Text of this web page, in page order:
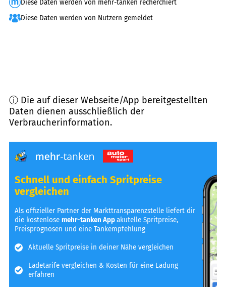
Diese Daten werden von mehr-tanken recherchiert
Diese Daten werden von Nutzern gemeldet
ⓘ Die auf dieser Webseite/App bereitgestellten
Daten dienen ausschließlich der
Verbraucherinformation.
Schnell und einfach Spritpreise
vergleichen
Als offizieller Partner der Markttransparenzstelle liefert dir
die kostenlosemehr-tanken Appakutelle Spritpreise,
Preisprognosen und eine Tankempfehlung
Aktuelle Spritpreise in deiner Nähe vergleichen
Ladetarife vergleichen & Kosten für eine Ladung
erfahren